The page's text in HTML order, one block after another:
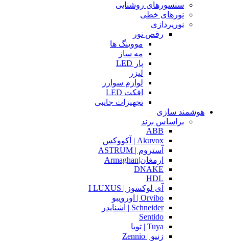
سنسورهای روشنایی
نورهای خطی
نورپردازی
رقص نور
مووینگ ها
مه ساز
پار LED
لیزر
لوازم سوارز
افکت LED
تجهیزات جانبی
هوشمند سازی
براساس برند
ABB
Akuvox | آکووکس
آستروم | ASTRUM
ارمغان|Armaghan
DNAKE
HDL
آی لوکسوز | I LUXUS
Orvibo | اورویبو
Schneider | اشنایدر
Sentido
Tuya | تویا
زنیو | Zennio